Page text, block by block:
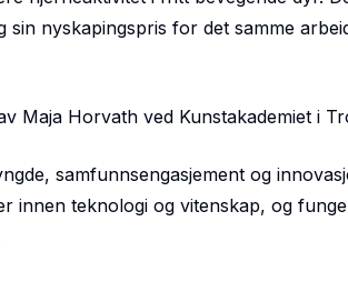
nyskapingspris for det samme
Maja Horvath ved Kunstakademiet i
samfunnsengasjement og
innen teknologi og vitenskap, og